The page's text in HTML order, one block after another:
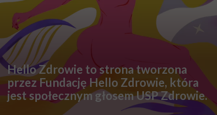
Hello Zdrowie to strona tworzona
przez Fundację Hello Zdrowie, która
jest społecznym głosem USP Zdrowie.